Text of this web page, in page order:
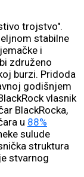
trojstvo".
stabilne
i
združeno
burzi. Pridoda
godišnjem
vlasnik
BlackRocka,
u 88%
sulude
struktura
stvarnog